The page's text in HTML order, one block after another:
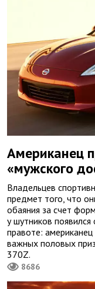
Американец
«мужского
Владельцев
предмет того, что
обаяния за счет
у шутников
правоте:
важных половых
370Z.
8686